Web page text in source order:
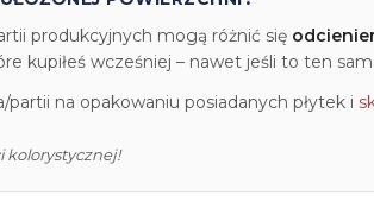
produkcyjnych mogą różnić się
kupiłeś wcześniej – nawet jeśli to ten
na opakowaniu posiadanych płytek i
kolorystycznej!